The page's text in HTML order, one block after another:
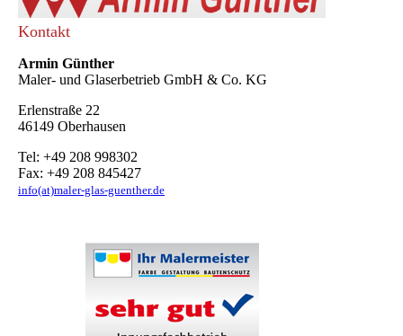
Kontakt
Armin Günther
Maler- und Glaserbetrieb GmbH & Co. KG
Erlenstraße 22
46149 Oberhausen
Tel: +49 208 998302
Fax: +49 208 845427
info(at)maler-glas-guenther.de